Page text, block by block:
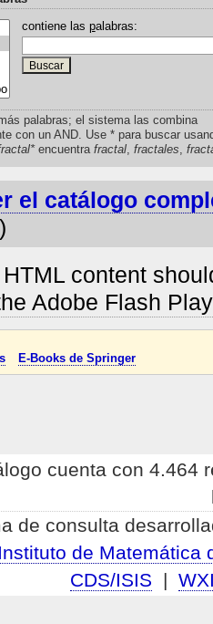
contiene las palabras:
palabras; el sistema las combina
con un AND. Use * para buscar
encuentra fractal, fractales,
el catálogo
content
Adobe Flash
E-Books de Springer
cuenta con 4.464
de consulta
Instituto de Matemática
CDS/ISIS |